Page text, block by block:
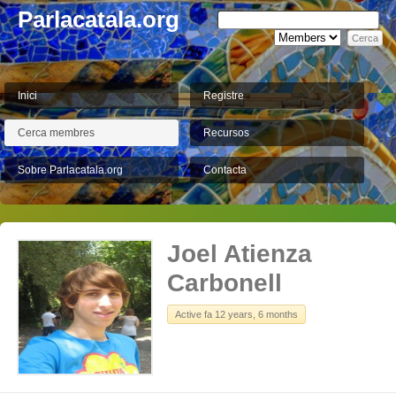
Parlacatala.org
Inici Registre
Cerca membres Recursos
Sobre Parlacatala.org Contacta
Joel Atienza
Carbonell
Active fa 12 years, 6 months